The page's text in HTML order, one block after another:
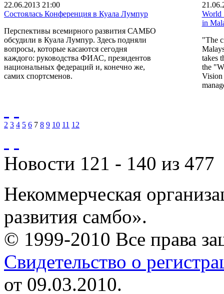
22.06.2013 21:00
Состоялась Конференция в Куала Лумпур
Перспективы всемирного развития САМБО
обсудили в Куала Лумпур. Здесь подняли
вопросы, которые касаются сегодня
каждого: руководства ФИАС, президентов
национальных федераций и, конечно же,
самих спортсменов.
World
in
"The
takes
the
Vision
2 3 4 5 6 7 8 9 10 11 12
Новости 121 - 140 из 477
Некоммерческая
развития самбо».
© 1999-2010 Все права
Свидетельство о
от 09.03.2010.